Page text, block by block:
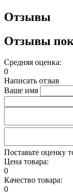
Отзывы
Отзывы
Средняя оценка:
0
Написать отзыв
Ваше имя
Поставьте оценку
Цена товара:
0
Качество товара:
0